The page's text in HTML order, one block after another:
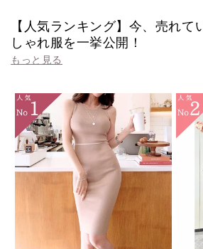
【人気ランキング】今、売れて
しゃれ服を一挙公開！
もっと見る